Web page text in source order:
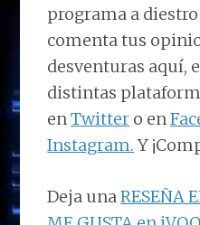
programa a
comenta tus
desventuras aquí,
distintas
enTwitter o en
Instagram. Y
Deja unaRESEÑA